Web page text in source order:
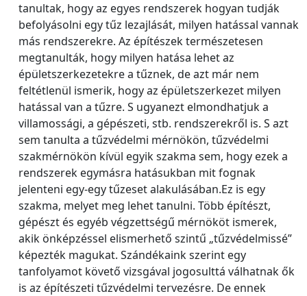
tanultak, hogy az egyes rendszerek hogyan tudják
befolyásolni egy tűz lezajlását, milyen hatással vannak
más rendszerekre. Az építészek természetesen
megtanulták, hogy milyen hatása lehet az
épületszerkezetekre a tűznek, de azt már nem
feltétlenül ismerik, hogy az épületszerkezet milyen
hatással van a tűzre. S ugyanezt elmondhatjuk a
villamossági, a gépészeti, stb. rendszerekről is. S azt
sem tanulta a tűzvédelmi mérnökön, tűzvédelmi
szakmérnökön kívül egyik szakma sem, hogy ezek a
rendszerek egymásra hatásukban mit fognak
jelenteni egy-egy tűzeset alakulásában.Ez is egy
szakma, melyet meg lehet tanulni. Több építészt,
gépészt és egyéb végzettségű mérnököt ismerek,
akik önképzéssel elismerhető szintű „tűzvédelmissé”
képezték magukat. Szándékaink szerint egy
tanfolyamot követő vizsgával jogosulttá válhatnak ők
is az építészeti tűzvédelmi tervezésre. De ennek